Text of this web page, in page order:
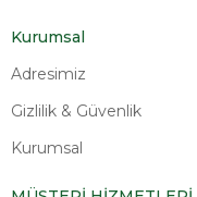
Kurumsal
Adresimiz
Gizlilik & Güvenlik
Kurumsal